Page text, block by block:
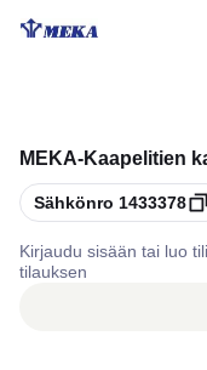
MEKA-Kaapelitien
Kopioi
Sähkönro 1433378
Kirjaudu sisään tai luo
tilauksen